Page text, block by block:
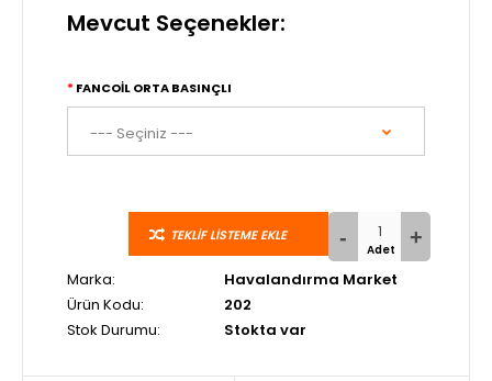
Mevcut Seçenekler:
FANCOIL ORTA BASINÇLI
TEKLIF LISTEME EKLE
Marka:
Havalandırma Market
Ürün Kodu:
202
Stok Durumu:
Stokta var